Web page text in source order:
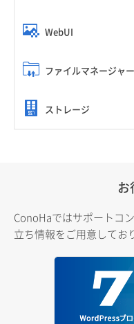
WebUI
ファイルマネージャー
ストレージ
お
ConoHaではサポートコ
立ち情報をご用意してお